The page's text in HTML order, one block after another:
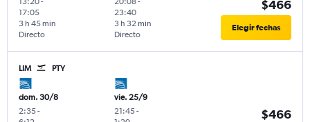
17:05
Directo
3 h 45 min
23:40
Directo
3 h 32 min
$466
Elegir fechas
LIM PTY
dom. 30/8
2:35-
vie. 25/9
21:45-
$466